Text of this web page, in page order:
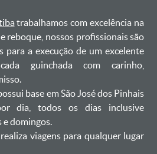
trabalhamos com excelência na
reboque, nossos profissionais são
para a execução de um excelente
guinchada com carinho,
possui base em São José dos Pinhais
dia, todos os dias inclusive
e domingos.
realiza viagens para qualquer lugar